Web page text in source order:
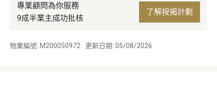
專業顧問為你服務
9成半業主成功批核
了解按揭計劃
物業編號: M200050972 更新日期: 05/08/2026